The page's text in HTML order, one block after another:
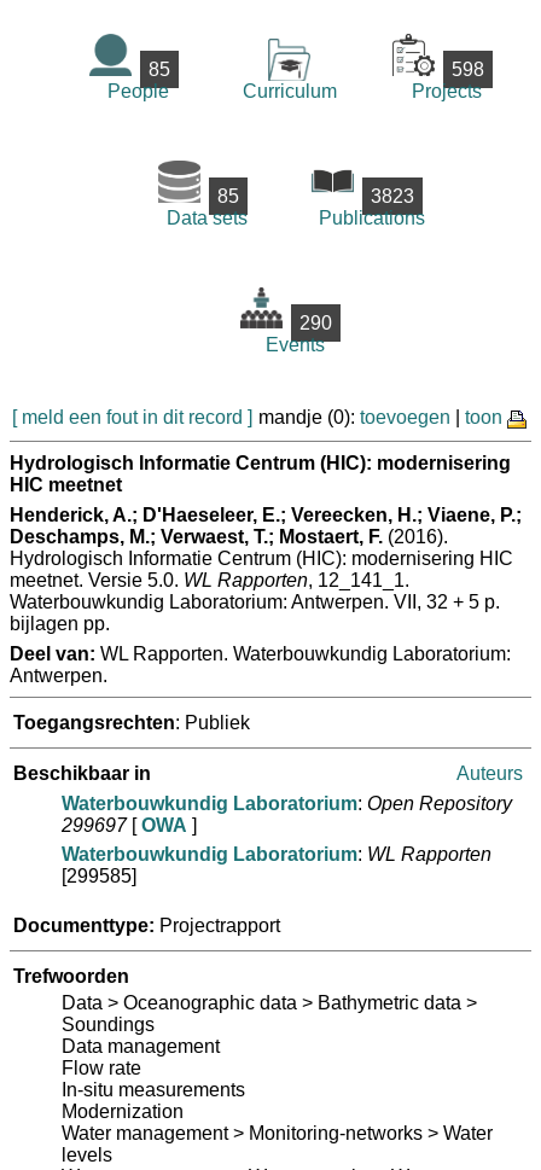
85
People
Curriculum
598
Projects
85
Data sets
3823
Publications
290
Events
[ meld een fout in dit record ] mandje (0): toevoegen toon
Hydrologisch Informatie Centrum (HIC): modernisering
HIC meetnet
Henderick, A.; D'Haeseleer, E.; Vereecken, H.; Viaene, P.;
Deschamps, M.; Verwaest, T.; Mostaert, F. (2016).
Hydrologisch Informatie Centrum (HIC): modernisering HIC
meetnet. Versie 5.0. WL Rapporten, 12_141_1.
Waterbouwkundig Laboratorium: Antwerpen. VII, 32 + 5 p.
bijlagen pp.
Deel van: WL Rapporten. Waterbouwkundig Laboratorium:
Antwerpen.
Toegangsrechten: Publiek
Beschikbaar in
Auteurs
Waterbouwkundig Laboratorium: Open Repository
299697 [OWA ]
Waterbouwkundig Laboratorium: WL Rapporten
[299585]
Documenttype: Projectrapport
Trefwoorden
Data > Oceanographic data > Bathymetric data >
Soundings
Data management
Flow rate
In-situ measurements
Modernization
Water management > Monitoring-networks > Water
levels